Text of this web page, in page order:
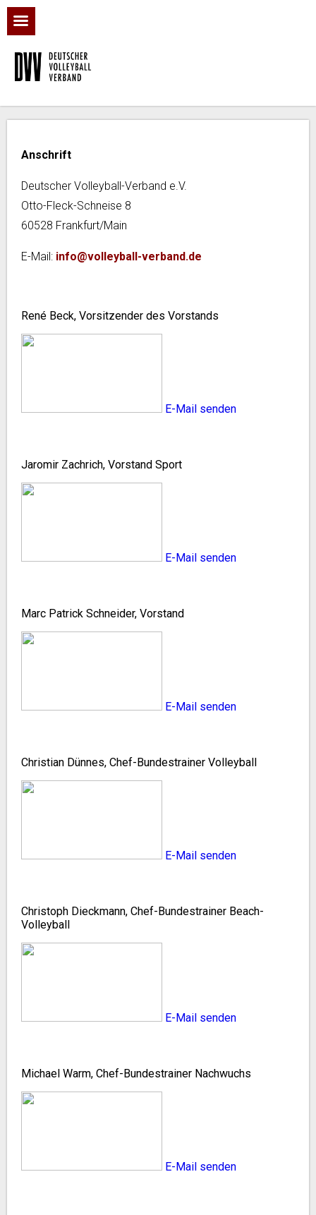
Anschrift
Deutscher Volleyball-Verband e.V.
Otto-Fleck-Schneise 8
60528 Frankfurt/Main
E-Mail: info@volleyball-verband.de
René Beck, Vorsitzender des Vorstands
E-Mail senden
Jaromir Zachrich, Vorstand Sport
E-Mail senden
Marc Patrick Schneider, Vorstand
E-Mail senden
Christian Dünnes, Chef-Bundestrainer Volleyball
E-Mail senden
Christoph Dieckmann, Chef-Bundestrainer Beach-
Volleyball
E-Mail senden
Michael Warm, Chef-Bundestrainer Nachwuchs
E-Mail senden